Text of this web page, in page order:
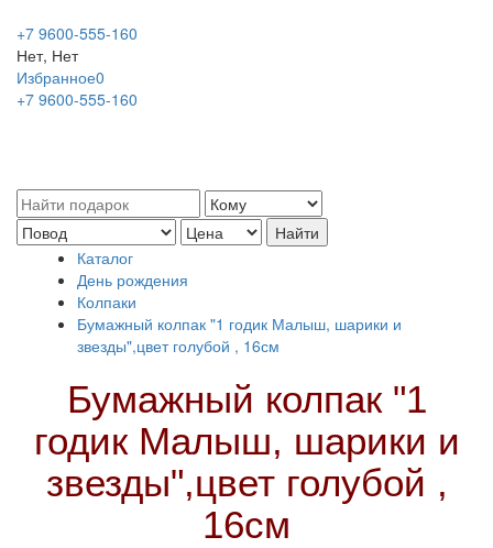
+7 9600-555-160
Нет, Нет
Избранное0
+7 9600-555-160
Каталог
День рождения
Колпаки
Бумажный колпак "1 годик Малыш, шарики и
звезды",цвет голубой , 16см
Бумажный колпак "1
годик Малыш, шарики и
звезды",цвет голубой ,
16см